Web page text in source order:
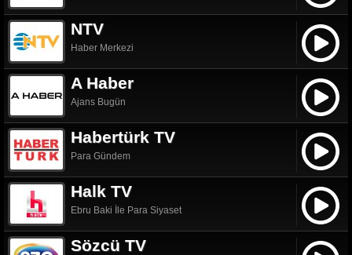
NTV
Haber Merkezi
A Haber
Ajans Bugün
Habertürk TV
Para Gündem
Halk TV
Ebru Baki İle Para Siyaset
Sözcü TV